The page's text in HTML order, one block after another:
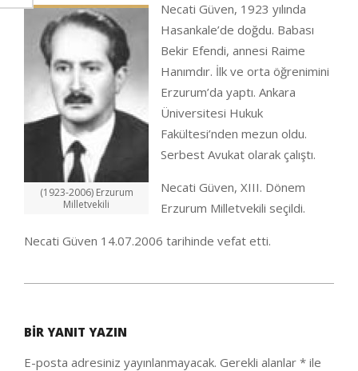
(1923-2006) Erzurum
Milletvekili
Necati Güven, 1923 yılında
Hasankale’de doğdu. Babası
Bekir Efendi, annesi Raime
Hanımdır. İlk ve orta öğrenimini
Erzurum’da yaptı. Ankara
Üniversitesi Hukuk
Fakültesi’nden mezun oldu.
Serbest Avukat olarak çalıştı.
Necati Güven, XIII. Dönem
Erzurum Milletvekili seçildi.
Necati Güven 14.07.2006 tarihinde vefat etti.
12
BIR YANIT YAZIN
E-posta adresiniz yayınlanmayacak. Gerekli alanlar * ile